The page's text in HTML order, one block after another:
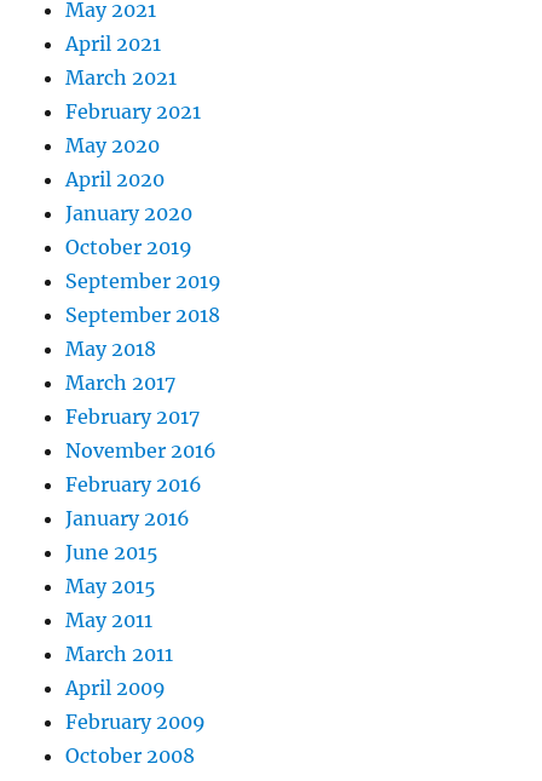
May 2021
April 2021
March 2021
February 2021
May 2020
April 2020
January 2020
October 2019
September 2019
September 2018
May 2018
March 2017
February 2017
November 2016
February 2016
January 2016
June 2015
May 2015
May 2011
March 2011
April 2009
February 2009
October 2008